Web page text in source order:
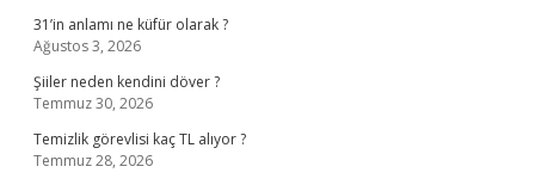
31’in anlamı ne küfür olarak ?
Ağustos 3, 2026
Şiiler neden kendini döver ?
Temmuz 30, 2026
Temizlik görevlisi kaç TL alıyor ?
Temmuz 28, 2026